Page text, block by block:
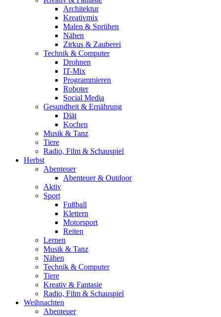
Architektur
Kreativmix
Malen & Sprühen
Nähen
Zirkus & Zauberei
Technik & Computer
Drohnen
IT-Mix
Programmieren
Roboter
Social Media
Gesundheit & Ernährung
Diät
Kochen
Musik & Tanz
Tiere
Radio, Film & Schauspiel
Herbst
Abenteuer
Abenteuer & Outdoor
Aktiv
Sport
Fußball
Klettern
Motorsport
Reiten
Lernen
Musik & Tanz
Nähen
Technik & Computer
Tiere
Kreativ & Fantasie
Radio, Film & Schauspiel
Weihnachten
Abenteuer